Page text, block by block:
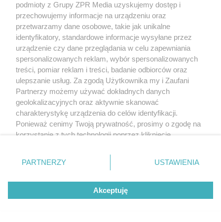
podmioty z Grupy ZPR Media uzyskujemy dostęp i
przechowujemy informacje na urządzeniu oraz
przetwarzamy dane osobowe, takie jak unikalne
identyfikatory, standardowe informacje wysyłane przez
urządzenie czy dane przeglądania w celu zapewniania
spersonalizowanych reklam, wybór spersonalizowanych
treści, pomiar reklam i treści, badanie odbiorców oraz
ulepszanie usług. Za zgodą Użytkownika my i Zaufani
Partnerzy możemy używać dokładnych danych
geolokalizacyjnych oraz aktywnie skanować
charakterystykę urządzenia do celów identyfikacji.
Ponieważ cenimy Twoją prywatność, prosimy o zgodę na
korzystanie z tych technologii poprzez kliknięcie
zmienić/wycofać klikając przycisk ustawień prywatności
znajdujący się w lewym dolnym rogu strony
rodzaje przetwarzania danych nie wymagają zgody
użytkownika, ale masz prawo sprzeciwić się takiemu
przetwarzaniu. Preferencje będą miały zastosowanie tylko
PARTNERZY USTAWIENIA
Akceptuję